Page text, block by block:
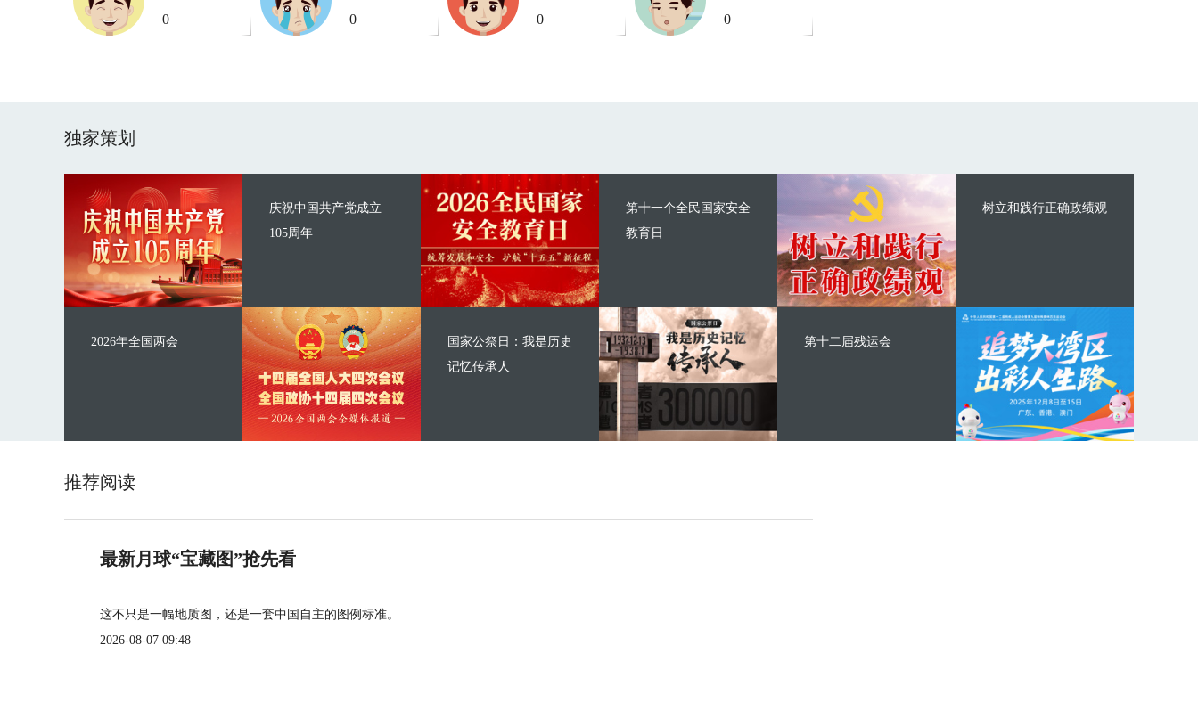
0 0 0 0
独家策划
庆祝中国共产党成立
105周年
2026年全国两会
第十一个全民国家安全
教育日
国家公祭日：我是历史
记忆传承人
树立和践行正确政绩观
第十二届残运会
推荐阅读
最新月球“宝藏图”抢先看
这不只是一幅地质图，还是一套中国自主的图例标准。
2026-08-07 09:48